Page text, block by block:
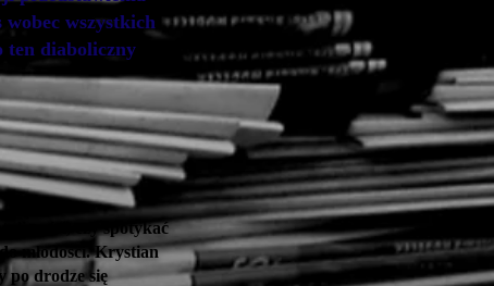
wszystkich
ten diaboliczny
czy spotykać
młodości. Krystian
po drodze się